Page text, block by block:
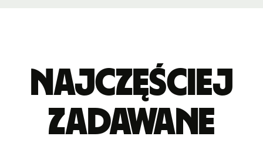
Najczęściej
zadawane